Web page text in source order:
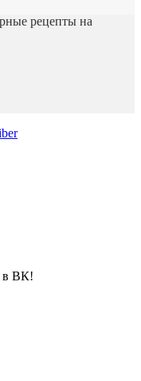
рецепты на
в ВК!